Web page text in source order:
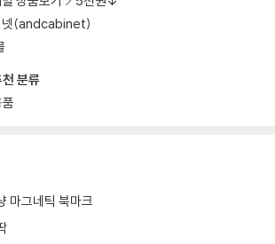
분류
넷(andcabinet)
마그네틱 북마크